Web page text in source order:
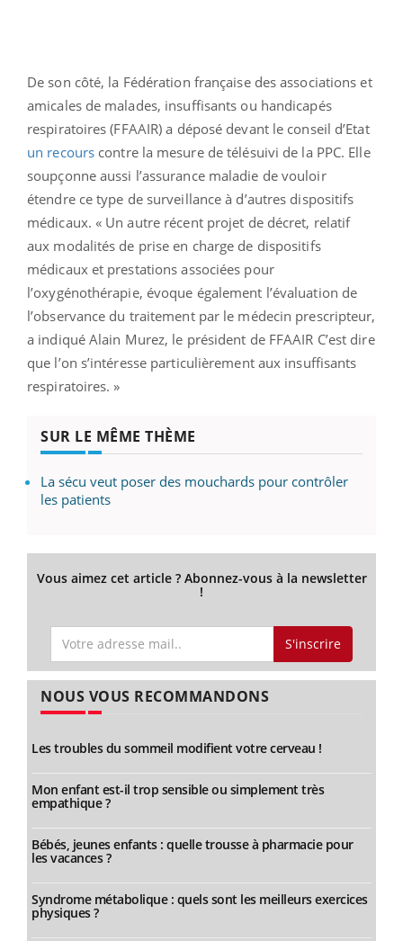
De son côté, la Fédération française des associations et
amicales de malades, insuffisants ou handicapés
respiratoires (FFAAIR) a déposé devant le conseil d’Etat
un recours contre la mesure de télésuivi de la PPC. Elle
soupçonne aussi l’assurance maladie de vouloir
étendre ce type de surveillance à d’autres dispositifs
médicaux. « Un autre récent projet de décret, relatif
aux modalités de prise en charge de dispositifs
médicaux et prestations associées pour
l’oxygénothérapie, évoque également l’évaluation de
l’observance du traitement par le médecin prescripteur,
a indiqué Alain Murez, le président de FFAAIR C’est dire
que l’on s’intéresse particulièrement aux insuffisants
respiratoires. »
SUR LE MÊME THÈME
La sécu veut poser des mouchards pour contrôler
les patients
Vous aimez cet article ? Abonnez-vous à la newsletter
!
S'inscrire
NOUS VOUS RECOMMANDONS
Les troubles du sommeil modifient votre cerveau !
Mon enfant est-il trop sensible ou simplement très
empathique ?
Bébés, jeunes enfants : quelle trousse à pharmacie pour
les vacances ?
Syndrome métabolique : quels sont les meilleurs exercices
physiques ?